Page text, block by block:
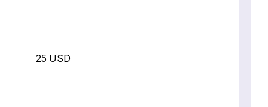
25 USD